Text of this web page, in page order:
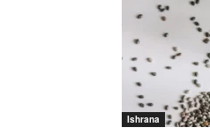
Ishrana